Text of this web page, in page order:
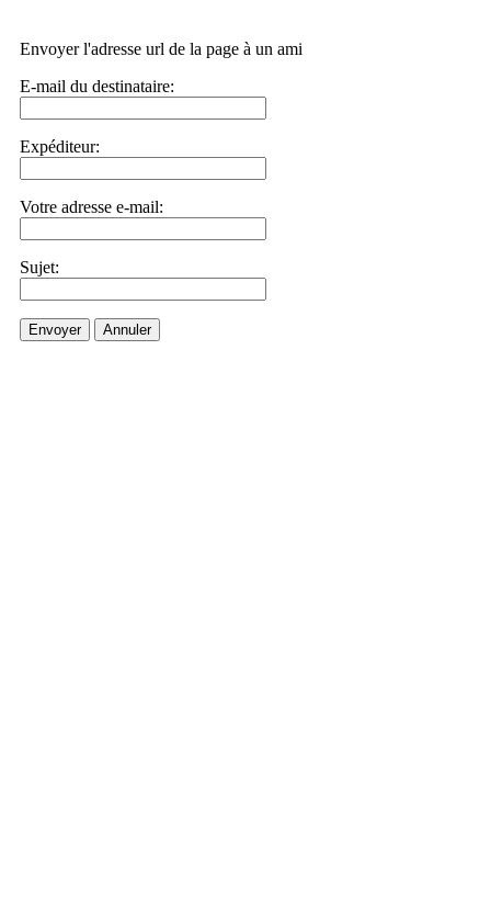
Envoyer l'adresse url de la page à un ami
E-mail du destinataire:
Expéditeur:
Votre adresse e-mail:
Sujet:
Envoyer Annuler